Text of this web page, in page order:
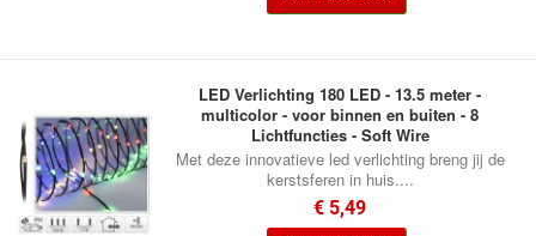
LED Verlichting 180 LED - 13.5 meter -
multicolor - voor binnen en buiten - 8
Lichtfuncties - Soft Wire
Met deze innovatieve led verlichting breng jij de
kerstsferen in huis....
€ 5,49